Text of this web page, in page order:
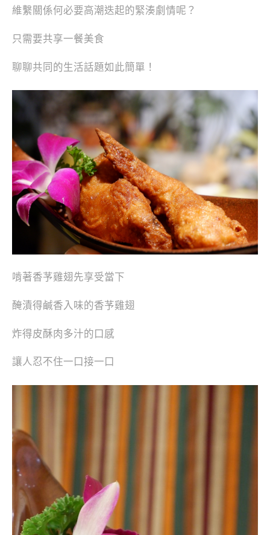
維繫關係何必要高潮迭起的緊湊劇情呢？
只需要共享一餐美食
聊聊共同的生活話題如此簡單！
啃著香芧雞翅先享受當下
醃漬得鹹香入味的香芧雞翅
炸得皮酥肉多汁的口感
讓人忍不住一口接一口